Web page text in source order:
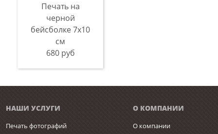
Печать на
черной
бейсболке 7х10
см
680 руб
НАШИ УСЛУГИ
Печать фотографий
О КОМПАНИИ
О компании